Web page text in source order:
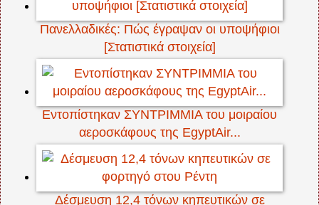
Πανελλαδικές: Πώς έγραψαν οι υποψήφιοι
[Στατιστικά στοιχεία]
Εντοπίστηκαν ΣΥΝΤΡΙΜΜΙΑ του μοιραίου
αεροσκάφους της EgyptAir...
Δέσμευση 12,4 τόνων κηπευτικών σε